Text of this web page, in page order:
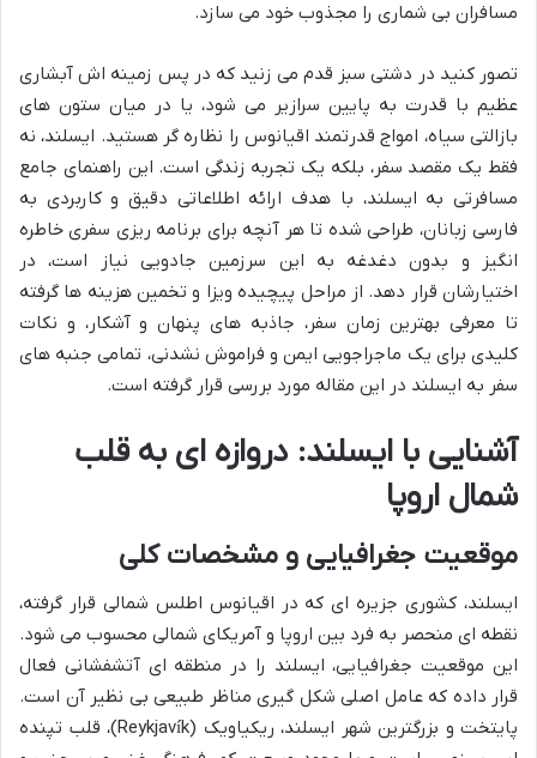
مسافران بی شماری را مجذوب خود می سازد.
تصور کنید در دشتی سبز قدم می زنید که در پس زمینه اش آبشاری
عظیم با قدرت به پایین سرازیر می شود، یا در میان ستون های
بازالتی سیاه، امواج قدرتمند اقیانوس را نظاره گر هستید. ایسلند، نه
فقط یک مقصد سفر، بلکه یک تجربه زندگی است. این راهنمای جامع
مسافرتی به ایسلند، با هدف ارائه اطلاعاتی دقیق و کاربردی به
فارسی زبانان، طراحی شده تا هر آنچه برای برنامه ریزی سفری خاطره
انگیز و بدون دغدغه به این سرزمین جادویی نیاز است، در
اختیارشان قرار دهد. از مراحل پیچیده ویزا و تخمین هزینه ها گرفته
تا معرفی بهترین زمان سفر، جاذبه های پنهان و آشکار، و نکات
کلیدی برای یک ماجراجویی ایمن و فراموش نشدنی، تمامی جنبه های
سفر به ایسلند در این مقاله مورد بررسی قرار گرفته است.
آشنایی با ایسلند: دروازه ای به قلب
شمال اروپا
موقعیت جغرافیایی و مشخصات کلی
ایسلند، کشوری جزیره ای که در اقیانوس اطلس شمالی قرار گرفته،
نقطه ای منحصر به فرد بین اروپا و آمریکای شمالی محسوب می شود.
این موقعیت جغرافیایی، ایسلند را در منطقه ای آتشفشانی فعال
قرار داده که عامل اصلی شکل گیری مناظر طبیعی بی نظیر آن است.
پایتخت و بزرگترین شهر ایسلند، ریکیاویک (Reykjavík)، قلب تپنده